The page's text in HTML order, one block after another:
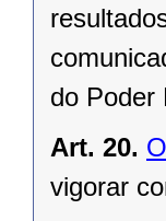
do Poder
Art. 20.
vigorar